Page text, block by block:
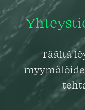
Täältä